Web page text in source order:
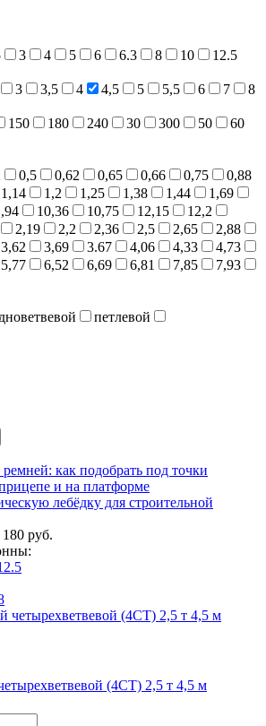
3 4 5 6 6.3 8 10
12.5
3 3,5 4 4,5 5 5,5 6 7
8
150 180 240 30 300 50
60
0,5 0,62 0,65 0,66 0,75
0,88
1,14 1,2 1,25 1,38 1,44
1,69
10,36 10,75 12,15
12,2
2,19 2,2 2,36 2,5 2,65
2,88
3,62 3,69 3.67 4,06 4,33
4,73
5,77 6,52 6,69 6,81 7,85
7,93
петлевой
как подобрать под точки
и на платформе
лебёдку для строительной
руб.
(4СТ) 2,5 т 4,5 м